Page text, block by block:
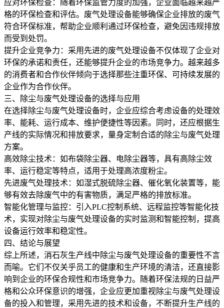
应对环保检查：随着环保监管力度的加强，企业面临越来越严
格的环保检查和评估。废气处理设备能够确保企业排放的废气
符合环保标准，帮助企业顺利通过环保检查，避免因违规排放
而受到处罚。
提升企业竞争力：采用先进的废气处理设备不仅体现了企业对
环保的承诺和责任，还能够提升企业的市场竞争力。越来越多
的消费者和合作伙伴倾向于选择那些注重环保、可持续发展的
企业作为合作伙伴。
三、除尘与废气处理设备的选择与应用
在选择除尘与废气处理设备时，企业应综合考虑设备的处理效
率、能耗、运行成本、维护便捷性等因素。同时，还应根据生
产线的实际情况和排放要求，量身定制合适的除尘与废气处理
方案。
高效除尘技术：如布袋除尘器、电除尘器等，具有高除尘效
率、运行稳定等特点，适用于处理高浓度粉尘。
先进废气处理技术：如湿式脱硫除尘器、催化氧化装置等，能
够有效去除废气中的有害物质，满足严格的排放标准。
智能化管理与监控：引入PLC控制系统、远程监控等智能化技
术，实现对除尘与废气处理设备的实时监测和智能控制，提高
设备运行效率和稳定性。
四、结论与展望
综上所述，消石灰生产线中除尘与废气处理设备的重要性不言
而喻。它们不仅关乎员工的健康和生产环境的清洁，还直接影
响到企业的环保合规性和市场竞争力。随着环保法规的日益严
格和公众环保意识的增强，企业应更加重视除尘与废气处理设
备的投入和管理，采用先进的技术和设备，不断提升生产线的